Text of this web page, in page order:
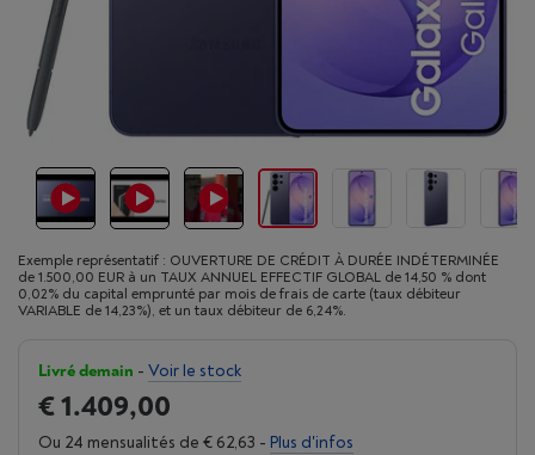
Exemple représentatif : OUVERTURE DE CRÉDIT À DURÉE INDÉTERMINÉE
de 1.500,00 EUR à un TAUX ANNUEL EFFECTIF GLOBAL de 14,50 % dont
0,02% du capital emprunté par mois de frais de carte (taux débiteur
VARIABLE de 14,23%), et un taux débiteur de 6,24%.
Livré demain - Voir le stock
€ 1.409,00
Ou 24 mensualités de € 62,63 - Plus d'infos